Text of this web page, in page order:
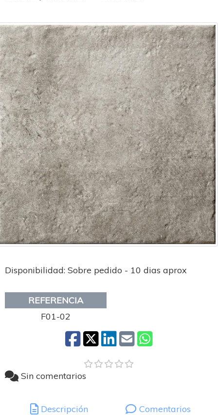
Disponibilidad: Sobre pedido - 10 dias aprox
REFERENCIA
F01-02
Sin comentarios
Descripción Comentarios